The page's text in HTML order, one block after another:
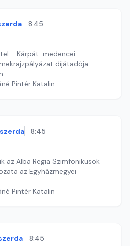
8:45
- Kárpát-medencei
díjátadója
Pintér Katalin
szerda 8:45
az Alba Regia Szimfonikusok
az Egyházmegyei
Pintér Katalin
8:45